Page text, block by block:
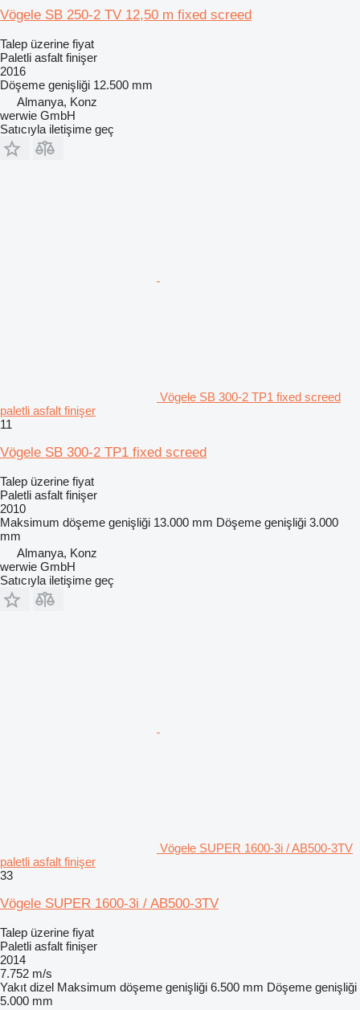
Vögele SB 250-2 TV 12,50 m fixed screed
Talep üzerine fiyat
Paletli asfalt finişer
2016
Döşeme genişliği 12.500 mm
Almanya, Konz
werwie GmbH
Satıcıyla iletişime geç
Vögele SB 300-2 TP1 fixed screed
paletli asfalt finişer
11
Vögele SB 300-2 TP1 fixed screed
Talep üzerine fiyat
Paletli asfalt finişer
2010
Maksimum döşeme genişliği 13.000 mm Döşeme genişliği 3.000
mm
Almanya, Konz
werwie GmbH
Satıcıyla iletişime geç
Vögele SUPER 1600-3i / AB500-3TV
paletli asfalt finişer
33
Vögele SUPER 1600-3i / AB500-3TV
Talep üzerine fiyat
Paletli asfalt finişer
2014
7.752 m/s
Yakıt dizel Maksimum döşeme genişliği 6.500 mm Döşeme genişliği
5.000 mm